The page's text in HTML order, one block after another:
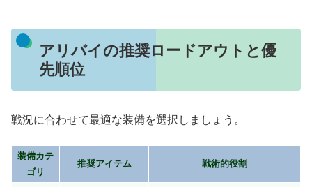
アリバイの推奨ロードアウトと優
先順位
戦況に合わせて最適な装備を選択しましょう。
装備カテ
ゴリ
推奨アイテム 戦術的役割